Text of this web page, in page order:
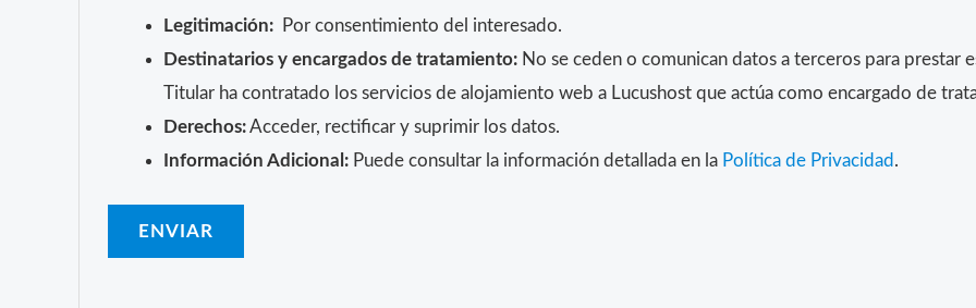
Legitimación:Por consentimiento del interesado.
Destinatarios y encargados de tratamiento:No se ceden o comunican datos a terceros para prestar
Titular ha contratado los servicios de alojamiento web a Lucushost que actúa como encargado de
Derechos:Acceder, rectificar y suprimir los datos.
Información Adicional:Puede consultar la información detallada en la Política de Privacidad .